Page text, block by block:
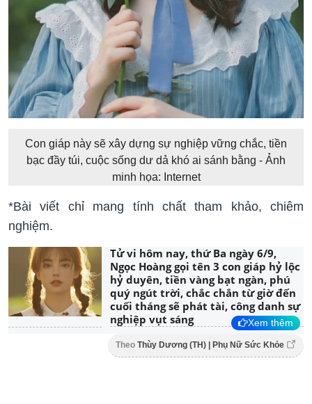
Con giáp này sẽ xây dựng sự nghiệp vững chắc, tiền
bạc đầy túi, cuộc sống dư dả khó ai sánh bằng - Ảnh
minh họa: Internet
*Bài viết chỉ mang tính chất tham khảo, chiêm
nghiệm.
Tử vi hôm nay, thứ Ba ngày 6/9,
Ngọc Hoàng gọi tên 3 con giáp hỷ lộc
hỷ duyên, tiền vàng bạt ngàn, phú
quý ngút trời, chắc chắn từ giờ đến
cuối tháng sẽ phát tài, công danh sự
nghiệp vụt sáng
Xem thêm
Theo Thùy Dương (TH) | Phụ Nữ Sức Khỏe